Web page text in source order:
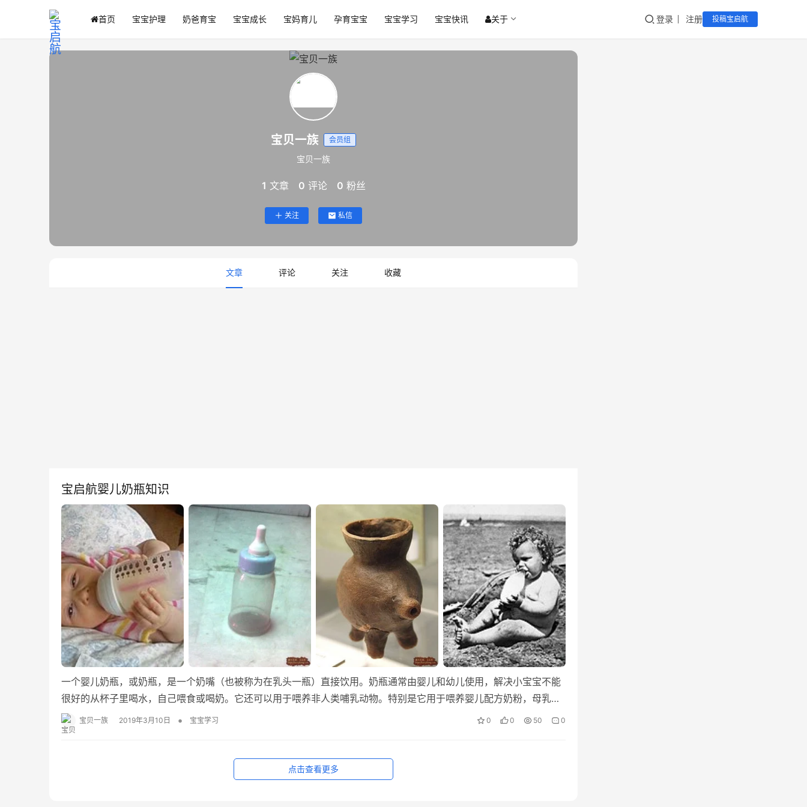
首页 宝宝护理 奶爸育宝 宝宝成长 宝妈育儿 孕育宝宝 宝宝学习 宝宝快讯 关于 登录 注册 投稿宝启航
宝贝一族 会员组
宝贝一族
1 文章 0 评论 0 粉丝
关注 私信
文章 评论 关注 收藏
宝启航婴儿奶瓶知识
一个婴儿奶瓶，或奶瓶，是一个奶嘴（也被称为在乳头一瓶）直接饮用。奶瓶通常由婴儿和幼儿使用，解决小宝宝不能
很好的从杯子里喝水，自己喂食或喝奶。它还可以用于喂养非人类哺乳动物。特别是它用于喂养婴儿配方奶粉，母乳或
儿科电解质溶液。
宝贝一族 2019年3月10日 • 宝宝学习 0 0 50 0
点击查看更多